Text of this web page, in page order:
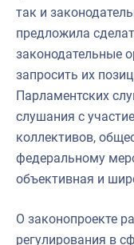
так и
предложила
законодательные
запросить их
Парламентских
слушания с
коллективов,
федеральному
объективная и
О законопроекте
регулирования в